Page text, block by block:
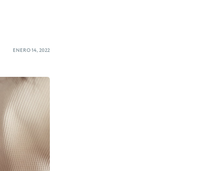
ENERO 14, 2022